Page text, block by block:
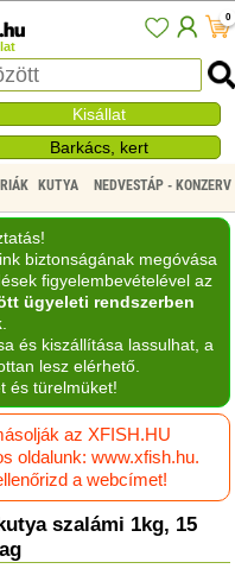
0
Kisállat
Barkács, kert
KUTYA NEDVESTÁP - KONZERV
biztonságának megóvása
figyelembevételével az
ügyeleti rendszerben
.
és kiszállítása lassulhat, a
lesz elérhető.
és türelmüket!
az XFISH.HU
oldalunk: www.xfish.hu.
a webcímet!
szalámi 1kg, 15